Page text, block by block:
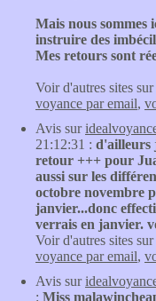
Mais nous
instruire des
Mes retours sont
Voir d'autres sites
voyance par email,
Avis sur
21:12:31 : d'ailleurs
retour +++ pour
aussi sur les
octobre novembre
janvier...donc
verrais en janvier.
Voir d'autres sites
voyance par email,
Avis sur
: Miss